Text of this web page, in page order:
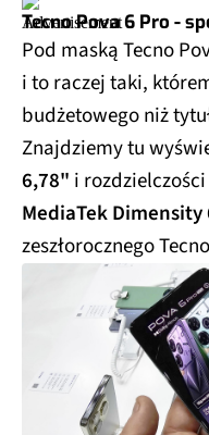
Tecno Pova 6 Pro -
Pod maską Tecno
i to raczej taki,
budżetowego niż
Znajdziemy tu
6,78" i rozdzielczości
MediaTek Dimensity
zeszłorocznego